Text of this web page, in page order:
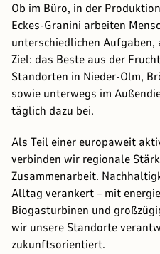
Ob im Büro, in der
Eckes-Granini arbeiten
unterschiedlichen Aufgaben,
Ziel: das Beste aus der
Standorten in Nieder-Olm,
sowie unterwegs im
täglich dazu bei.
Als Teil einer europaweit
verbinden wir regionale
Zusammenarbeit.
Alltag verankert – mit
Biogasturbinen und
wir unsere Standorte
zukunftsorientiert.